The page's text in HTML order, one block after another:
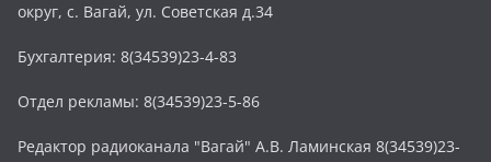
округ, с. Вагай, ул. Советская д.34
Бухгалтерия: 8(34539)23-4-83
Отдел рекламы: 8(34539)23-5-86
Редактор радиоканала "Вагай" А.В. Ламинская 8(34539)23-